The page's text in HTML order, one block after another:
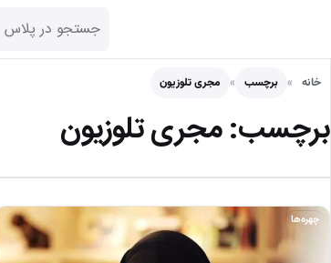
خانه برچسب مجری تلوزیون
برچسب:مجری تلوزیون
چهره‌ها